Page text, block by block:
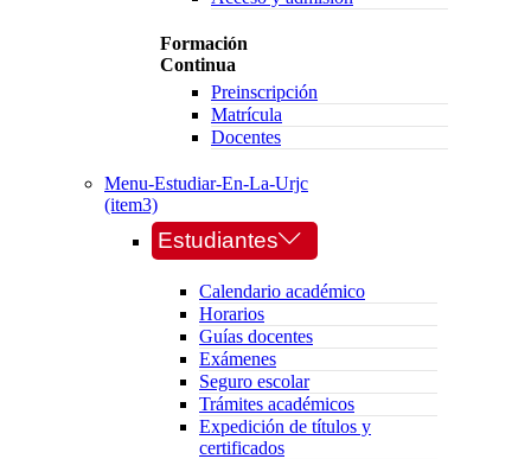
Formación
Continua
Preinscripción
Matrícula
Docentes
Menu-Estudiar-En-La-Urjc
(item3)
Estudiantes
Calendario académico
Horarios
Guías docentes
Exámenes
Seguro escolar
Trámites académicos
Expedición de títulos y
certificados